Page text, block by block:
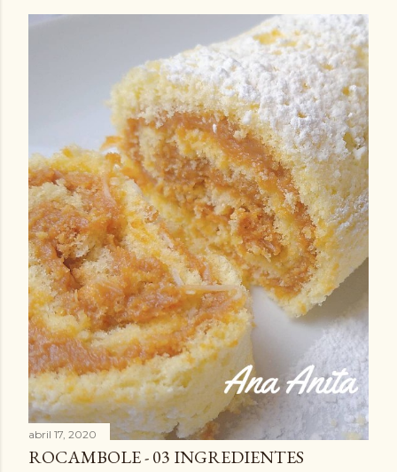
abril 17, 2020
ROCAMBOLE - 03 INGREDIENTES